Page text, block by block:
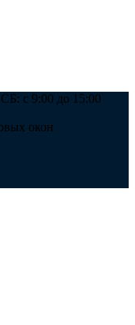
с 9:00 до 15:00
окон